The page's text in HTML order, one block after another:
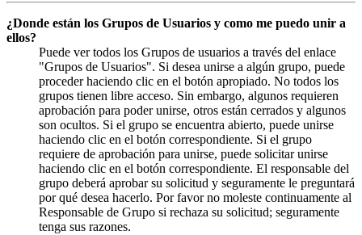
¿Donde están los Grupos de Usuarios y como me puedo unir a
ellos?
Puede ver todos los Grupos de usuarios a través del enlace
"Grupos de Usuarios". Si desea unirse a algún grupo, puede
proceder haciendo clic en el botón apropiado. No todos los
grupos tienen libre acceso. Sin embargo, algunos requieren
aprobación para poder unirse, otros están cerrados y algunos
son ocultos. Si el grupo se encuentra abierto, puede unirse
haciendo clic en el botón correspondiente. Si el grupo
requiere de aprobación para unirse, puede solicitar unirse
haciendo clic en el botón correspondiente. El responsable del
grupo deberá aprobar su solicitud y seguramente le preguntará
por qué desea hacerlo. Por favor no moleste continuamente al
Responsable de Grupo si rechaza su solicitud; seguramente
tenga sus razones.